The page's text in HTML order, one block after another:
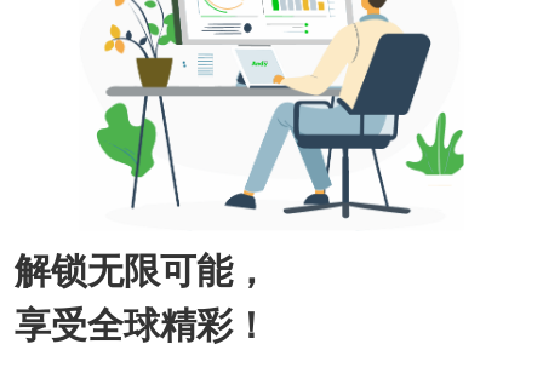
解锁无限可能，
享受全球精彩！